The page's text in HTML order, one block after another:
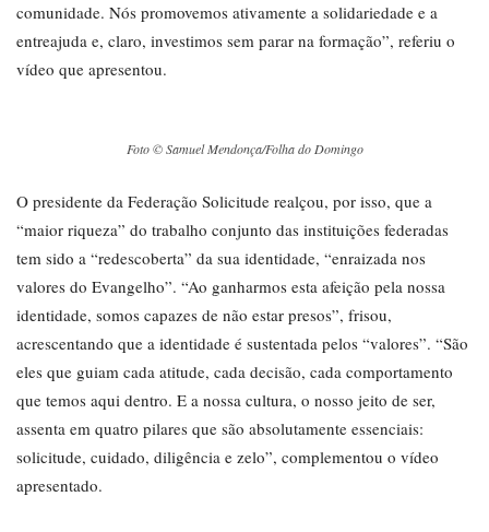
comunidade. Nós promovemos ativamente a solidariedade e a
entreajuda e, claro, investimos sem parar na formação”, referiu o
vídeo que apresentou.
Foto © Samuel Mendonça/Folha do Domingo
O presidente da Federação Solicitude realçou, por isso, que a
“maior riqueza” do trabalho conjunto das instituições federadas
tem sido a “redescoberta” da sua identidade, “enraizada nos
valores do Evangelho”. “Ao ganharmos esta afeição pela nossa
identidade, somos capazes de não estar presos”, frisou,
acrescentando que a identidade é sustentada pelos “valores”. “São
eles que guiam cada atitude, cada decisão, cada comportamento
que temos aqui dentro. E a nossa cultura, o nosso jeito de ser,
assenta em quatro pilares que são absolutamente essenciais:
solicitude, cuidado, diligência e zelo”, complementou o vídeo
apresentado.